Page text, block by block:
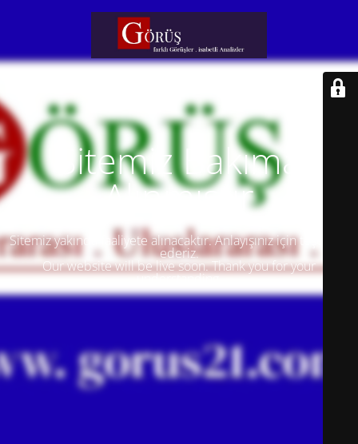
Sitemiz Bakıma
Alınmıştır
Sitemiz yakında faaliyete alınacaktır. Anlayışınız için teşekkür
ederiz.
Our website will be live soon. Thank you for your
understanding.